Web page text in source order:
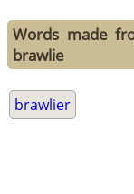
Words made
brawlie
brawlier